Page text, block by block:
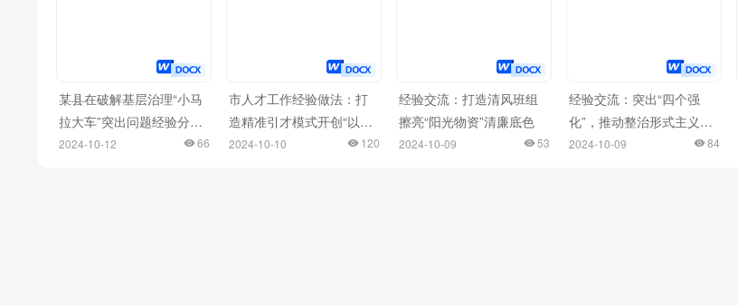
某县在破解基层治理“小马
拉大车”突出问题经验分享
会上的发言
2024-10-12 66
市人才工作经验做法：打
造精准引才模式开创“以产
聚才、以才兴产、产才互
2024-10-10 120
经验交流：打造清风班组
擦亮“阳光物资”清廉底色
2024-10-09 53
经验交流：突出“四个强
化”，推动整治形式主义为
基层减负走深走实
2024-10-09 84